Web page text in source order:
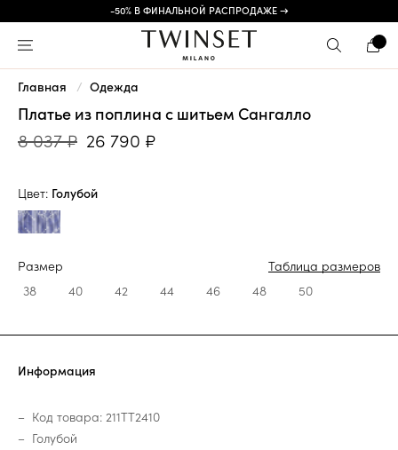
-50% В ФИНАЛЬНОЙ РАСПРОДАЖЕ →
Главная Одежда
Платье из поплина с шитьем Сангалло
8 037 ₽ 26 790 ₽
Цвет: Голубой
Размер
Таблица размеров
38
40 42 44 46 48 50
Информация
Код товара: 211TT2410
Голубой